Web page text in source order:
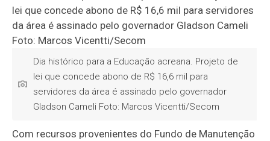
Dia histórico para a Educação acreana. Projeto de
lei que concede abono de R$ 16,6 mil para
servidores da área é assinado pelo governador
Gladson Cameli Foto: Marcos Vicentti/Secom
Com recursos provenientes do Fundo de Manutenção